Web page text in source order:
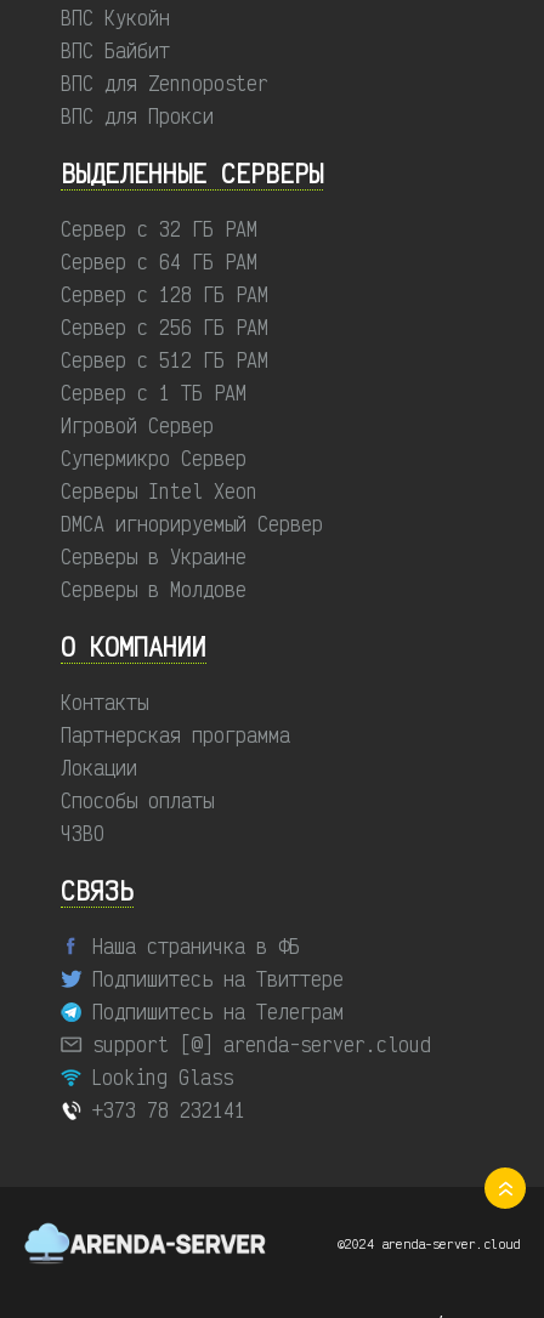
ВПС Кукойн
ВПС Байбит
ВПС для Zennoposter
ВПС для Прокси
ВЫДЕЛЕННЫЕ CЕРВЕРЫ
Сервер с 32 ГБ РАМ
Сервер с 64 ГБ РАМ
Сервер с 128 ГБ РАМ
Сервер с 256 ГБ РАМ
Сервер с 512 ГБ РАМ
Сервер с 1 ТБ РАМ
Игровой Сервер
Супермикро Сервер
Серверы Intel Xeon
DMCA игнорируемый Сервер
Серверы в Украине
Серверы в Молдове
О КОМПАНИИ
Контакты
Партнерская программа
Локации
Способы оплаты
ЧЗВО
СВЯЗЬ
Наша страничка в ФБ
Подпишитесь на Твиттере
Подпишитесь на Телеграм
support [@] arenda-server.cloud
Looking Glass
+373 78 232141
©2024 arenda-server.cloud